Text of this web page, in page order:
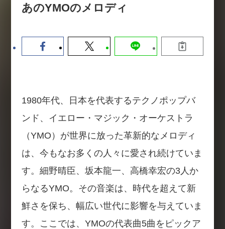
2026-08-07
あのYMOのメロディ
1980年代、日本を代表するテクノポップバ
ンド、イエロー・マジック・オーケストラ
（YMO）が世界に放った革新的なメロディ
は、今もなお多くの人々に愛され続けていま
す。細野晴臣、坂本龍一、高橋幸宏の3人か
らなるYMO。その音楽は、時代を超えて新
鮮さを保ち、幅広い世代に影響を与えていま
す。ここでは、YMOの代表曲5曲をピックア